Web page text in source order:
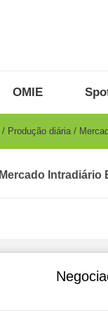
OMIE
Produção diária
Mercado Intradiário